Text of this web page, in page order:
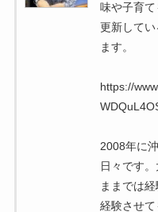
味や子育
更新して
ます。
https://
2008年に
日々です
ままでは
経験させて